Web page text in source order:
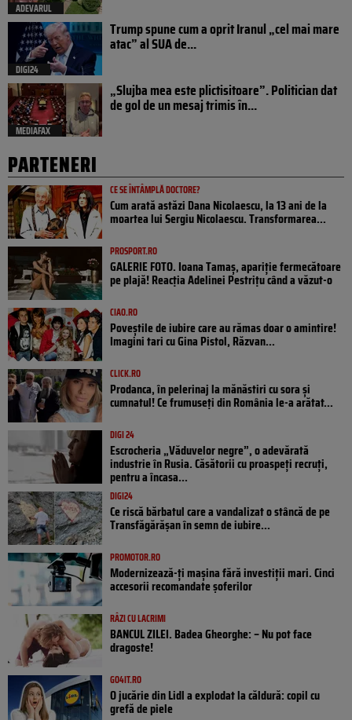
ADEVARUL
DIGI24
Trump spune cum a oprit Iranul „cel mai mare
atac” al SUA de...
MEDIAFAX
„Slujba mea este plictisitoare”. Politician dat
de gol de un mesaj trimis în...
PARTENERI
CE SE ÎNTÂMPLĂ DOCTORE?
Cum arată astăzi Dana Nicolaescu, la 13 ani de la
moartea lui Sergiu Nicolaescu. Transformarea...
PROSPORT.RO
GALERIE FOTO. Ioana Tamaş, apariție fermecătoare
pe plajă! Reacția Adelinei Pestrițu când a văzut-o
CIAO.RO
Poveştile de iubire care au rămas doar o amintire!
Imagini tari cu Gina Pistol, Răzvan...
CLICK.RO
Prodanca, în pelerinaj la mănăstiri cu sora și
cumnatul! Ce frumuseți din România le-a arătat...
DIGI 24
Escrocheria „Văduvelor negre”, o adevărată
industrie în Rusia. Căsătorii cu proaspeți recruți,
pentru a încasa...
DIGI24
Ce riscă bărbatul care a vandalizat o stâncă de pe
Transfăgărășan în semn de iubire...
PROMOTOR.RO
Modernizează-ți mașina fără investiții mari. Cinci
accesorii recomandate șoferilor
RÂZI CU LACRIMI
BANCUL ZILEI. Badea Gheorghe: – Nu pot face
dragoste!
GO4IT.RO
O jucărie din Lidl a explodat la căldură: copil cu
grefă de piele